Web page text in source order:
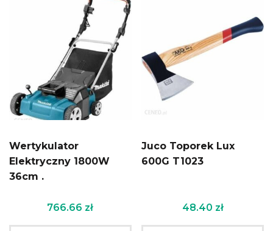
Wertykulator
Elektryczny 1800W
36cm .
766.66 zł
Juco Toporek Lux
600G T1023
48.40 zł